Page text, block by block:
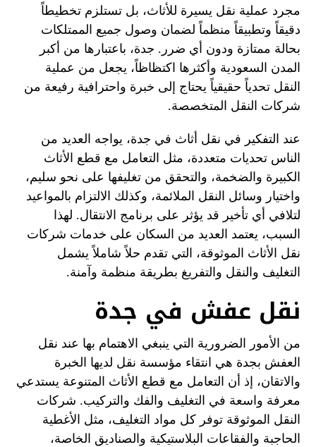
مجرد عملية نقل يسيرة للأثاث، بل تستلزم تخطيطاً
دقيقاً وتطبيقاً منظماً لضمان وصول جميع الممتلكات
بحالة ممتازة ودون أي ضرر. جدة، باعتبارها من أكبر
المدن السعودية وأكثرها اكتظاظاً، يجعل من عملية
النقل تحدياً حقيقياً يحتاج إلى خبرة واحترافية رفيعة من
شركات النقل المتخصصة.
عند التفكير في نقل أثاث في جدة، يواجه العديد من
الناس تحديات متعددة، مثل التعامل مع قطع الأثاث
الكبيرة والضخمة، والتحقق من تغليفها على نحو سليم،
واختيار وسائل النقل الملائمة، وكذلك الالتزام بالمواعيد
لتلافي أي تأخير قد يؤثر على برنامج الانتقال. لهذا
السبب، يعتمد العديد من السكان على خدمات شركات
نقل الأثاث الموثوقة، التي تقدم حلاً شاملاً يشمل
التغليف والنقل والتفريغ بطريقة منظمة وآمنة.
نقل عفش في جدة
من الأمور الضرورية التي ينبغي الاهتمام بها عند نقل
العفش بجدة هي انتقاء مؤسسة نقل لديها الخبرة
والاتقان، إذ أن التعامل مع قطع الأثاث المتنوعة يستدعي
معرفة واسعة في التغليف والفك والتركيب. شركات
النقل الموثوقة توفر كل مواد التغليف، مثل الأغطية
الحاجبة والفقاعات البلاستيكية والصناديق الخاصة،